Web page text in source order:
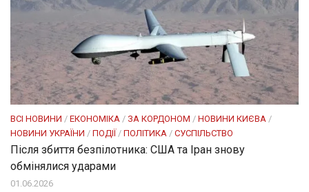
ВСІ НОВИНИ / ЕКОНОМІКА / ЗА КОРДОНОМ / НОВИНИ КИЄВА /
НОВИНИ УКРАЇНИ / ПОДІЇ/ ПОЛІТИКА / СУСПІЛЬСТВО
Після збиття безпілотника: США та Іран знову
обмінялися ударами
01.06.2026